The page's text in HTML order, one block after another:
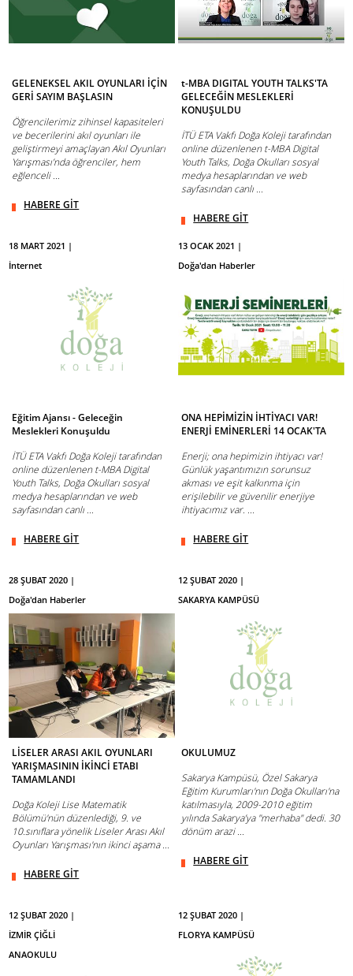
GELENEKSEL AKIL OYUNLARI İÇİN
GERİ SAYIM BAŞLASIN
Öğrencilerimiz zihinsel kapasiteleri
ve becerilerini akıl oyunları ile
geliştirmeyi amaçlayan Akıl Oyunları
Yarışması’nda öğrenciler, hem
eğlenceli ...
HABERE GİT
t-MBA DIGITAL YOUTH TALKS'TA
GELECEĞİN MESLEKLERİ
KONUŞULDU
İTÜ ETA Vakfı Doğa Koleji tarafından
online düzenlenen t-MBA Digital
Youth Talks, Doğa Okulları sosyal
medya hesaplarından ve web
sayfasından canlı ...
HABERE GİT
18 MART 2021 |
İnternet
Eğitim Ajansı - Geleceğin
Meslekleri Konuşuldu
İTÜ ETA Vakfı Doğa Koleji tarafından
online düzenlenen t-MBA Digital
Youth Talks, Doğa Okulları sosyal
medya hesaplarından ve web
sayfasından canlı ...
HABERE GİT
13 OCAK 2021 |
Doğa'dan Haberler
ONA HEPİMİZİN İHTİYACI VAR!
ENERJİ EMİNERLERİ 14 OCAK'TA
Enerji; ona hepimizin ihtiyacı var!
Günlük yaşantımızın sorunsuz
akması ve eşit kalkınma için
erişilebilir ve güvenilir enerjiye
ihtiyacımız var. ...
HABERE GİT
28 ŞUBAT 2020 |
Doğa'dan Haberler
LİSELER ARASI AKIL OYUNLARI
YARIŞMASININ İKİNCİ ETABI
TAMAMLANDI
Doğa Koleji Lise Matematik
Bölümü'nün düzenlediği, 9. ve
10.sınıflara yönelik Liseler Arası Akıl
Oyunları Yarışması'nın ikinci aşama ...
HABERE GİT
12 ŞUBAT 2020 |
SAKARYA KAMPÜSÜ
OKULUMUZ
Sakarya Kampüsü, Özel Sakarya
Eğitim Kurumları'nın Doğa Okulları'na
katılmasıyla, 2009-2010 eğitim
yılında Sakarya’ya "merhaba" dedi. 30
dönüm arazi ...
HABERE GİT
12 ŞUBAT 2020 |
İZMİR ÇİĞLİ
ANAOKULU
12 ŞUBAT 2020 |
FLORYA KAMPÜSÜ